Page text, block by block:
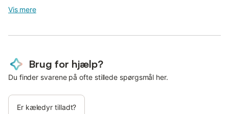
Vis mere
Brug for hjælp?
Du finder svarene på ofte stillede spørgsmål her.
Er kæledyr tilladt?